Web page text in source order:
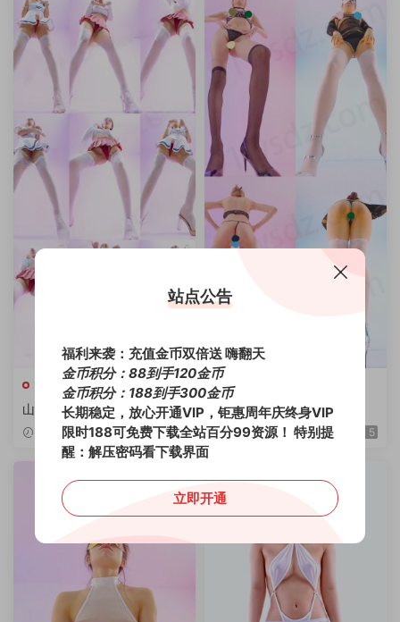
山庄VIP 顶流阿江韩舞 2V/2.0
9G/4K2周前 5
山庄
山庄舞团VIP 阿瑜+阿东
4周前 5
站点公告
福利来袭：充值金币双倍送 嗨翻天
金币积分：88到手120金币
金币积分：188到手300金币
长期稳定，放心开通VIP，钜惠周年庆终身VIP
限时188可免费下载全站百分99资源！ 特别提
醒：解压密码看下载界面
立即开通